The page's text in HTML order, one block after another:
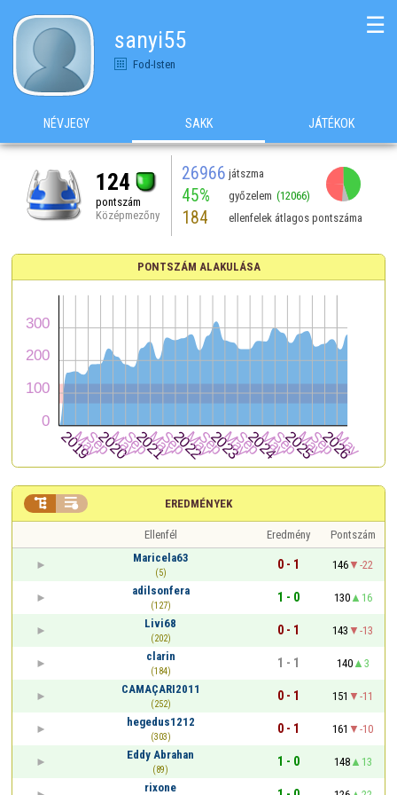
sanyi55
Fod-Isten
☰
NÉVJEGY SAKK JÁTÉKOK
124
pontszám
Középmezőny
26966 játszma
45% győzelem (12066)
184 ellenfelek átlagos pontszáma
PONTSZÁM ALAKULÁSA
EREDMÉNYEK
 
Ellenfél Eredmény
Pontszám
Maricela63
(5)
0 - 1 146
-22
adilsonfera
(127)
1 - 0 130
16
Livi68
(202)
0 - 1 143
-13
clarin
(184)
1 - 1 140
3
CAMAÇARI2011
(252)
0 - 1 151
-11
hegedus1212
(303)
0 - 1 161
-10
Eddy Abrahan
(89)
1 - 0 148
13
rixone